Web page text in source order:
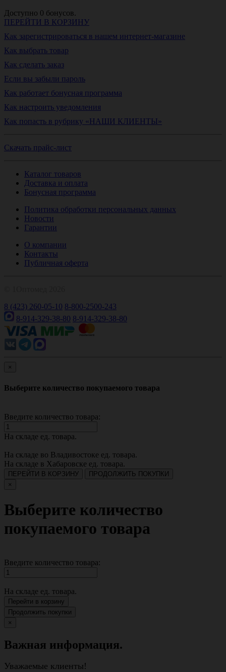
Доступно 0 бонусов.
ПЕРЕЙТИ В КОРЗИНУ
Как зарегистрироваться в нашем интернет-магазине
Как выбрать товар
Как сделать заказ
Если вы забыли пароль
Как работает бонусная программа
Как настроить уведомления
Как попасть в рубрику «НАШИ КЛИЕНТЫ»
Скачать прайс-лист
Каталог товаров
Доставка и оплата
Бонусная программа
Политика обработки персональных данных
Новости
Гарантии
О компании
Контакты
Публичная оферта
8 (423) 260-05-10 8-800-2500-243
8-914-329-38-80 8-914-329-38-80
×
Выберите количество покупаемого товара
Введите количество товара:
На складе ед. товара.
На складе во Владивостоке ед. товара.
На складе в Хабаровске ед. товара.
ПЕРЕЙТИ В КОРЗИНУ
ПРОДОЛЖИТЬ ПОКУПКИ
×
Выберите количество
покупаемого товара
Введите количество товара:
На складе ед. товара.
Перейти в корзину
Продолжить покупки
×
Важная информация.
Уважаемые клиенты!